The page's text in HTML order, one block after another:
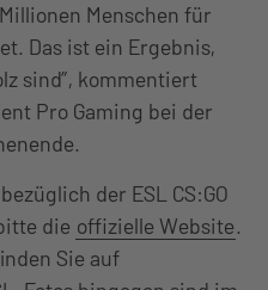
Menschen für
Das ist ein Ergebnis,
sind”, kommentiert
Pro Gaming bei der
der ESL CS:GO
die offizielle Website.
Sie auf